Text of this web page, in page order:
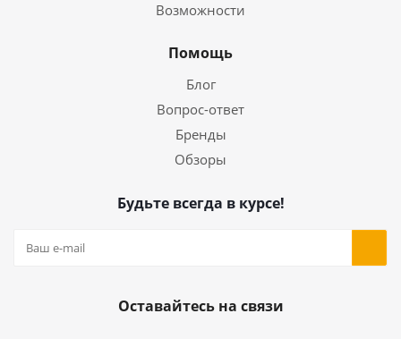
Возможности
Помощь
Блог
Вопрос-ответ
Бренды
Обзоры
Будьте всегда в курсе!
Оставайтесь на связи